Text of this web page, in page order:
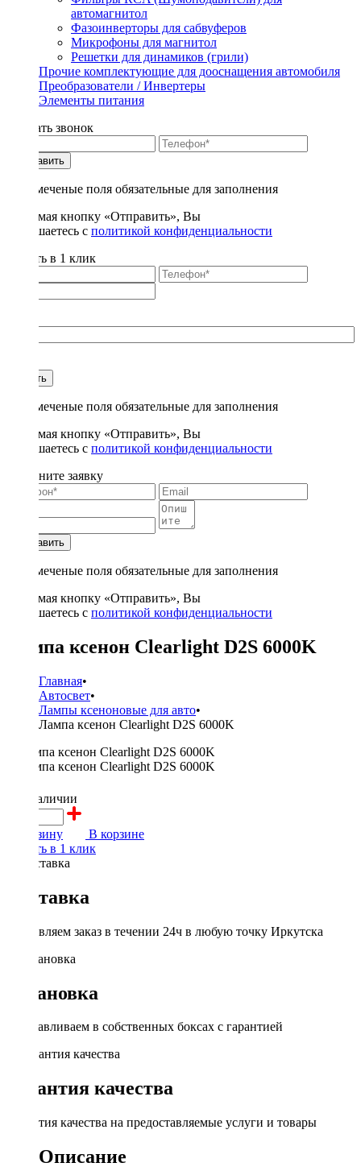
автомагнитол
Фазоинверторы для сабвуферов
Микрофоны для магнитол
Решетки для динамиков (грили)
Прочие комплектующие для дооснащения автомобиля
Преобразователи / Инвертеры
Элементы питания
Заказать звонок
Отправить
* - отмеченые поля обязательные для заполнения
Нажимая кнопку «Отправить», Вы
соглашаетесь с политикой конфиденциальности
Купить в 1 клик
Купить
* - отмеченые поля обязательные для заполнения
Нажимая кнопку «Отправить», Вы
соглашаетесь с политикой конфиденциальности
Заполните заявку
Отправить
* - отмеченые поля обязательные для заполнения
Нажимая кнопку «Отправить», Вы
соглашаетесь с политикой конфиденциальности
Лампа ксенон Clearlight D2S 6000K
Главная•
Автосвет•
Лампы ксеноновые для авто•
Лампа ксенон Clearlight D2S 6000K
в наличии
В корзину
В корзине
Купить в 1 клик
Доставка
Доставляем заказ в течении 24ч в любую точку Иркутска
Установка
Устанавливаем в собственных боксах с гарантией
Гарантия качества
Гарантия качества на предоставляемые услуги и товары
Описание